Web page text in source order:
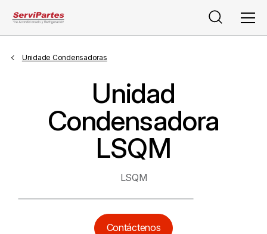
Buscar
Unidade Condensadoras
Unidad
Condensadora
LSQM
LSQM
Contáctenos